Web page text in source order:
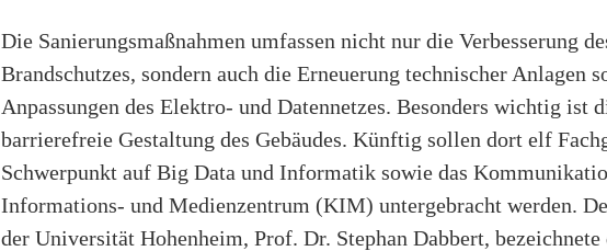
Die Sanierungsmaßnahmen umfassen nicht nur die Verbesserung
Brandschutzes, sondern auch die Erneuerung technischer Anlagen
Anpassungen des Elektro- und Datennetzes. Besonders wichtig ist
barrierefreie Gestaltung des Gebäudes. Künftig sollen dort elf
Schwerpunkt auf Big Data und Informatik sowie das
Informations- und Medienzentrum (KIM) untergebracht werden.
der Universität Hohenheim, Prof. Dr. Stephan Dabbert, bezeichnete